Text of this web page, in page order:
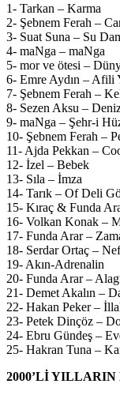
1- Tarkan – Karma
2- Şebnem Ferah –
3- Suat Suna – Su
4- maNga – maNga
5- mor ve ötesi –
6- Emre Aydın – Afili
7- Şebnem Ferah –
8- Sezen Aksu – Deniz
9- maNga – Şehr-i
10- Şebnem Ferah –
11- Ajda Pekkan –
12- İzel – Bebek
13- Sıla – İmza
14- Tarık – Of Deli
15- Kıraç & Funda
16- Volkan Konak –
17- Funda Arar –
18- Serdar Ortaç –
19- Akın-Adrenalin
20- Funda Arar –
21- Demet Akalın –
22- Hakan Peker –
23- Petek Dinçöz –
24- Ebru Gündeş –
25- Hakran Tuna –
2000’Lİ